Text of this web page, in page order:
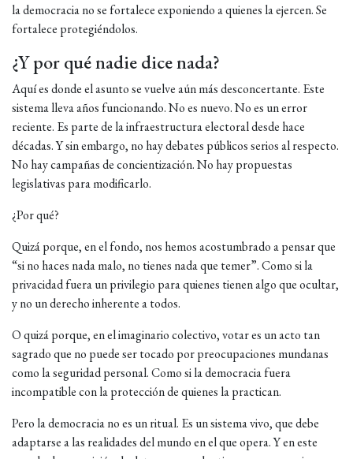
la democracia no se fortalece exponiendo a quienes la ejercen. Se
fortalece protegiéndolos.
¿Y por qué nadie dice nada?
Aquí es donde el asunto se vuelve aún más desconcertante. Este
sistema lleva años funcionando. No es nuevo. No es un error
reciente. Es parte de la infraestructura electoral desde hace
décadas. Y sin embargo, no hay debates públicos serios al respecto.
No hay campañas de concientización. No hay propuestas
legislativas para modificarlo.
¿Por qué?
Quizá porque, en el fondo, nos hemos acostumbrado a pensar que
“si no haces nada malo, no tienes nada que temer”. Como si la
privacidad fuera un privilegio para quienes tienen algo que ocultar,
y no un derecho inherente a todos.
O quizá porque, en el imaginario colectivo, votar es un acto tan
sagrado que no puede ser tocado por preocupaciones mundanas
como la seguridad personal. Como si la democracia fuera
incompatible con la protección de quienes la practican.
Pero la democracia no es un ritual. Es un sistema vivo, que debe
adaptarse a las realidades del mundo en el que opera. Y en este